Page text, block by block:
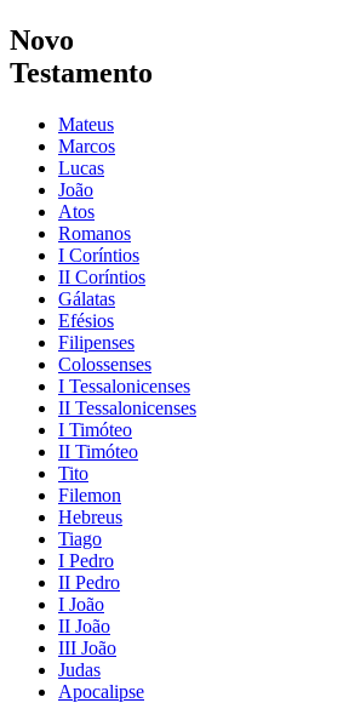
Novo
Testamento
Mateus
Marcos
Lucas
João
Atos
Romanos
I Coríntios
II Coríntios
Gálatas
Efésios
Filipenses
Colossenses
I Tessalonicenses
II Tessalonicenses
I Timóteo
II Timóteo
Tito
Filemon
Hebreus
Tiago
I Pedro
II Pedro
I João
II João
III João
Judas
Apocalipse